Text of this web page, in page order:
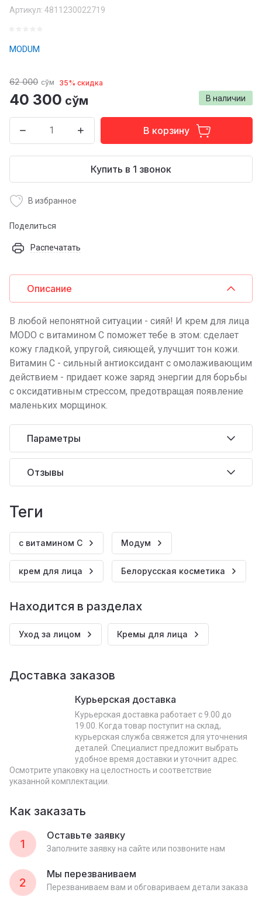
Артикул: 4811230022719
MODUM
В наличии
62 000 сўм 35% скидка
40 300 сўм
В корзину
Купить в 1 звонок
В избранное
Поделиться
Распечатать
Описание
В любой непонятной ситуации - сияй! И крем для лица
MODO с витамином С поможет тебе в этом: сделает
кожу гладкой, упругой, сияющей, улучшит тон кожи.
Витамин С - сильный антиоксидант с омолаживающим
действием - придает коже заряд энергии для борьбы
с оксидативным стрессом, предотвращая появление
маленьких морщинок.
Параметры
Отзывы
теги
с витамином С Модум
крем для лица Белорусская косметика
Находится в разделах
Уход за лицом Кремы для лица
Доставка заказов
Курьерская доставка
Курьерская доставка работает с 9.00 до
19.00. Когда товар поступит на склад,
курьерская служба свяжется для уточнения
деталей. Специалист предложит выбрать
удобное время доставки и уточнит адрес.
Осмотрите упаковку на целостность и соответствие
указанной комплектации.
Как заказать
1
Оставьте заявку
Заполните заявку на сайте или позвоните нам
2
Мы перезваниваем
Перезваниваем вам и обговариваем детали заказа